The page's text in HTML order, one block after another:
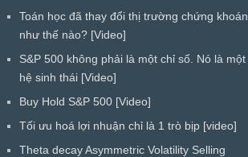
Toán học đã thay đổi thị trường chứng khoán
như thế nào? [Video]
S&P 500 không phải là một chỉ số. Nó là một
hệ sinh thái [Video]
Buy Hold S&P 500 [Video]
Tối ưu hoá lợi nhuận chỉ là 1 trò bịp [video]
Theta decay Asymmetric Volatility Selling